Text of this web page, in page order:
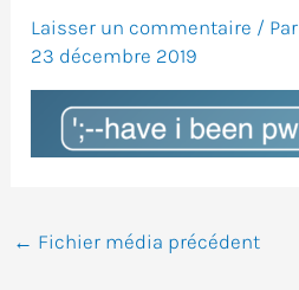
Laisser un commentaire / Par
23 décembre 2019
← Fichier média précédent